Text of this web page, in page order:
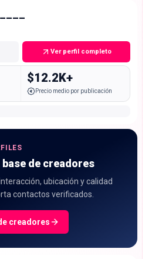
Ver perfil completo
$12.2K+
Precio medio por publicación
de creadores
ubicación y calidad
contactos verificados.
creadores